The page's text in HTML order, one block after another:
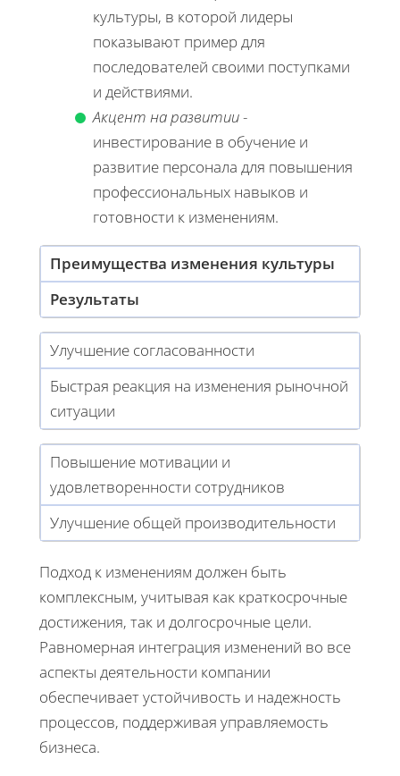
культуры, в которой лидеры
показывают пример для
последователей своими поступками
и действиями.
Акцент на развитии-
инвестирование в обучение и
развитие персонала для повышения
профессиональных навыков и
готовности к изменениям.
Преимущества изменения культуры
Результаты
Улучшение согласованности
Быстрая реакция на изменения рыночной
ситуации
Повышение мотивации и
удовлетворенности сотрудников
Улучшение общей производительности
Подход к изменениям должен быть
комплексным, учитывая как краткосрочные
достижения, так и долгосрочные цели.
Равномерная интеграция изменений во все
аспекты деятельности компании
обеспечивает устойчивость и надежность
процессов, поддерживая управляемость
бизнеса.